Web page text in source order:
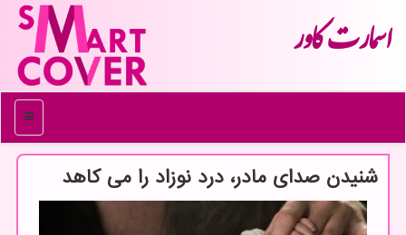
اسمارت كاور
منو
شنیدن صدای مادر، درد نوزاد را می کاهد